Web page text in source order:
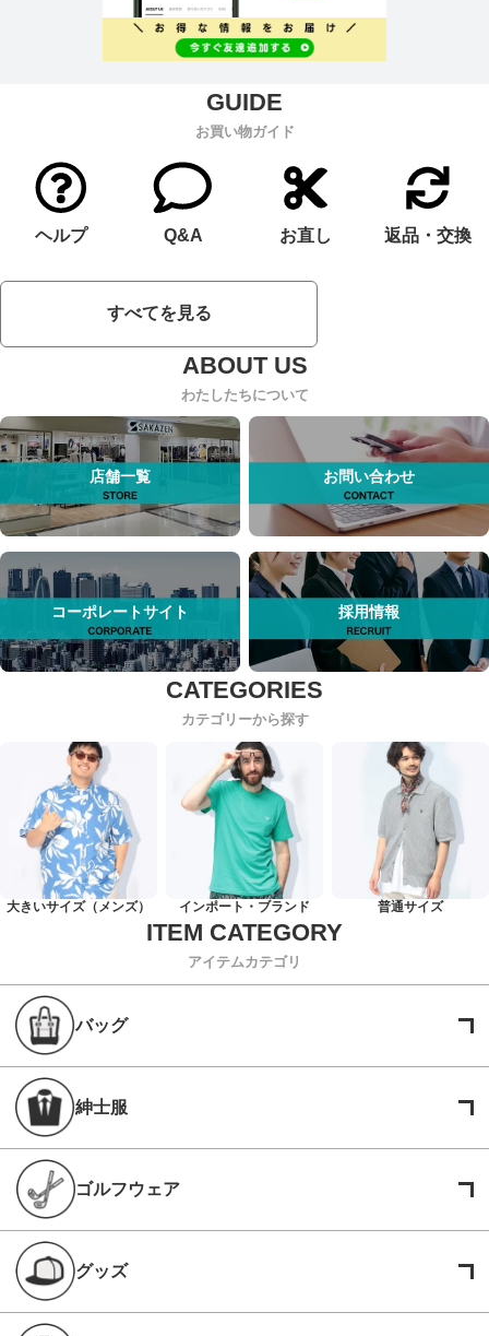
お買い物ガイド
ヘルプ Q&A お直し 返品・交換
すべてを見る
わたしたちについて
店舗一覧 お問い合わせ
コーポレートサイト 採用情報
カテゴリーから探す
大きいサイズ（メンズ） インポート・ブランド 普通サイズ
アイテムカテゴリ
バッグ
紳士服
ゴルフウェア
グッズ